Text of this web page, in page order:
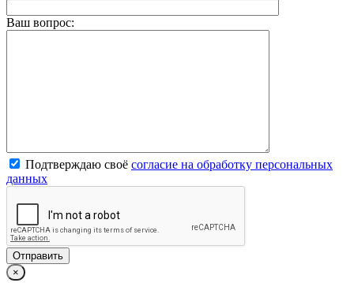
Ваш вопрос:
Подтверждаю своё согласие на обработку персональных
данных
×